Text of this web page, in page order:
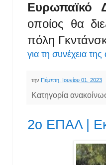
Ευρωπαϊκό
οποίος θα
πόλη
για τη συνέχεια
την Πέμπτη, Ιουνίου 01, 2023
Κατηγορία
2ο ΕΠΑΛ |